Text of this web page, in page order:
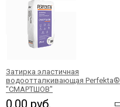
Затирка эластичная
водоотталкивающая Perfekta®
"СМАРТШОВ"
0.00 руб.